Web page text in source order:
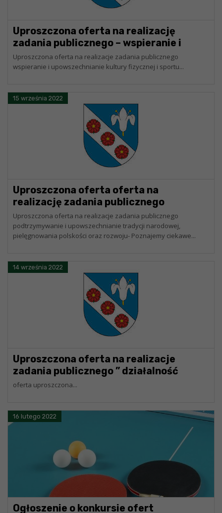
Uproszczona oferta na realizację
zadania publicznego – wspieranie i
upowszechnianie kultury fizycznej i
sportu – „cykl turniejów tenisa
Uproszczona oferta na realizacje zadania publicznego
wspieranie i upowszechnianie kultury fizycznej i sportu...
15 września 2022
Uproszczona oferta oferta na
realizację zadania publicznego
podtrzymywania i upowszechniania
tradycji narodowej , pielęgnowania
polskości oraz rozwoju świadomości
pn ” Poznajemy ciekawe regiony Polski –
Pogórze Karpackie „. Wyjazd studyjny.
Uproszczona oferta na realizacje zadania publicznego
podtrzymywanie i upowszechnianie tradycji narodowej,
pielęgnowania polskości oraz rozwoju- Poznajemy ciekawe...
14 września 2022
Uproszczona oferta na realizacje
zadania publicznego ” działalność
wspomagająca rozwój wspólnot i
pierników z wykorzystaniem Żywego
oferta uproszczona...
16 lutego 2022
Ogłoszenie o konkursie ofert